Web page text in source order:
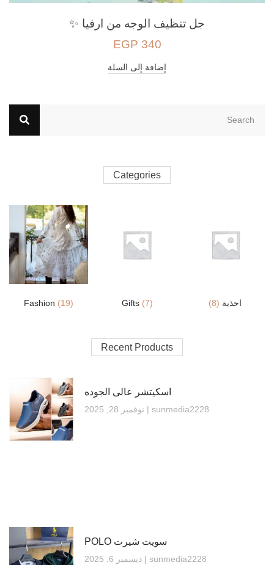
جل تنظيف الوجه من ارفيا ✨
EGP 340
إضافة إلى السلة
Categories
احذية (8)
Gifts (7)
Fashion (19)
Recent Products
اسكيتشر عالى الجوده
sunmedia2228 نوفمبر 28, 2025
سويت شيرت POLO
sunmedia2228 ديسمبر 6, 2025